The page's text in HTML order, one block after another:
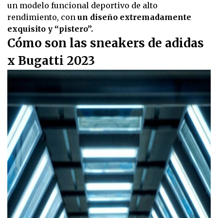
un modelo funcional deportivo de alto
rendimiento, con un diseño extremadamente
exquisito y “pistero”.
Cómo son las sneakers de adidas
x Bugatti 2023